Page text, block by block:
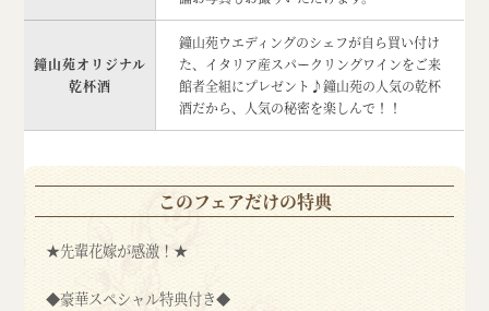
鐘山苑オリジナル
乾杯酒
鐘山苑ウエディングのシェフが自ら買い付け
た、イタリア産スパークリングワインをご来
館者全組にプレゼント♪鐘山苑の人気の乾杯
酒だから、人気の秘密を楽しんで！！
このフェアだけの特典
★先輩花嫁が感激！★
◆豪華スペシャル特典付き◆